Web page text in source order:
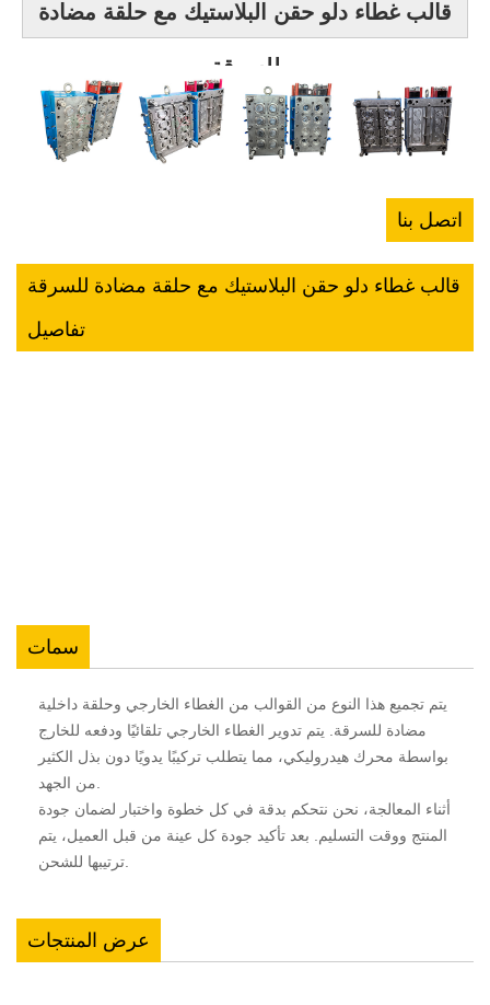
قالب غطاء دلو حقن البلاستيك مع حلقة مضادة
للسرقة
اتصل بنا
قالب غطاء دلو حقن البلاستيك مع حلقة مضادة للسرقة
تفاصيل
سمات
يتم تجميع هذا النوع من القوالب من الغطاء الخارجي وحلقة داخلية
مضادة للسرقة. يتم تدوير الغطاء الخارجي تلقائيًا ودفعه للخارج
بواسطة محرك هيدروليكي، مما يتطلب تركيبًا يدويًا دون بذل الكثير
من الجهد.
أثناء المعالجة، نحن نتحكم بدقة في كل خطوة واختبار لضمان جودة
المنتج ووقت التسليم. بعد تأكيد جودة كل عينة من قبل العميل، يتم
ترتيبها للشحن.
عرض المنتجات